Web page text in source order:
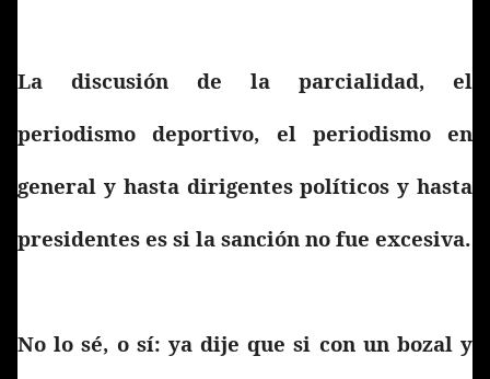
La discusión de la parcialidad, el
periodismo deportivo, el periodismo en
general y hasta dirigentes políticos y hasta
presidentes es si la sanción no fue excesiva.
No lo sé, o sí: ya dije que si con un bozal y